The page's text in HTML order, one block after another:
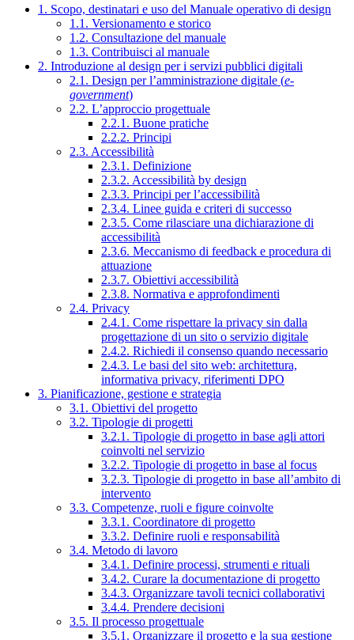
1. Scopo, destinatari e uso del Manuale operativo di design
1.1. Versionamento e storico
1.2. Consultazione del manuale
1.3. Contribuisci al manuale
2. Introduzione al design per i servizi pubblici digitali
2.1. Design per l’amministrazione digitale (e-
government)
2.2. L’approccio progettuale
2.2.1. Buone pratiche
2.2.2. Principi
2.3. Accessibilità
2.3.1. Definizione
2.3.2. Accessibilità by design
2.3.3. Principi per l’accessibilità
2.3.4. Linee guida e criteri di successo
2.3.5. Come rilasciare una dichiarazione di
accessibilità
2.3.6. Meccanismo di feedback e procedura di
attuazione
2.3.7. Obiettivi accessibilità
2.3.8. Normativa e approfondimenti
2.4. Privacy
2.4.1. Come rispettare la privacy sin dalla
progettazione di un sito o servizio digitale
2.4.2. Richiedi il consenso quando necessario
2.4.3. Le basi del sito web: architettura,
informativa privacy, riferimenti DPO
3. Pianificazione, gestione e strategia
3.1. Obiettivi del progetto
3.2. Tipologie di progetti
3.2.1. Tipologie di progetto in base agli attori
coinvolti nel servizio
3.2.2. Tipologie di progetto in base al focus
3.2.3. Tipologie di progetto in base all’ambito di
intervento
3.3. Competenze, ruoli e figure coinvolte
3.3.1. Coordinatore di progetto
3.3.2. Definire ruoli e responsabilità
3.4. Metodo di lavoro
3.4.1. Definire processi, strumenti e rituali
3.4.2. Curare la documentazione di progetto
3.4.3. Organizzare tavoli tecnici collaborativi
3.4.4. Prendere decisioni
3.5. Il processo progettuale
3.5.1. Organizzare il progetto e la sua gestione